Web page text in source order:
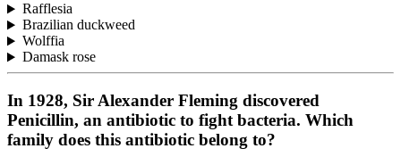
Rafflesia
Brazilian duckweed
Wolffia
Damask rose
In 1928, Sir Alexander Fleming discovered
Penicillin, an antibiotic to fight bacteria. Which
family does this antibiotic belong to?